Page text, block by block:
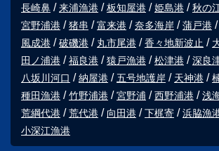
長崎鼻
来浦漁港 板知屋港 姫島港
秋の
宮野浦港
猪串 富来港 奈多海岸 蒲戸港
風成港
破磯港 丸市尾港 香々地新波止
田ノ浦港
福良港 猿戸漁港 松津港
深良
八坂川河口
納屋港 五号地護岸 天神港
種田漁港
竹野浦港 宮野浦 西野浦港
浅
荒綱代港
荒代港 向田港 下梶寄 浜脇漁
小深江漁港